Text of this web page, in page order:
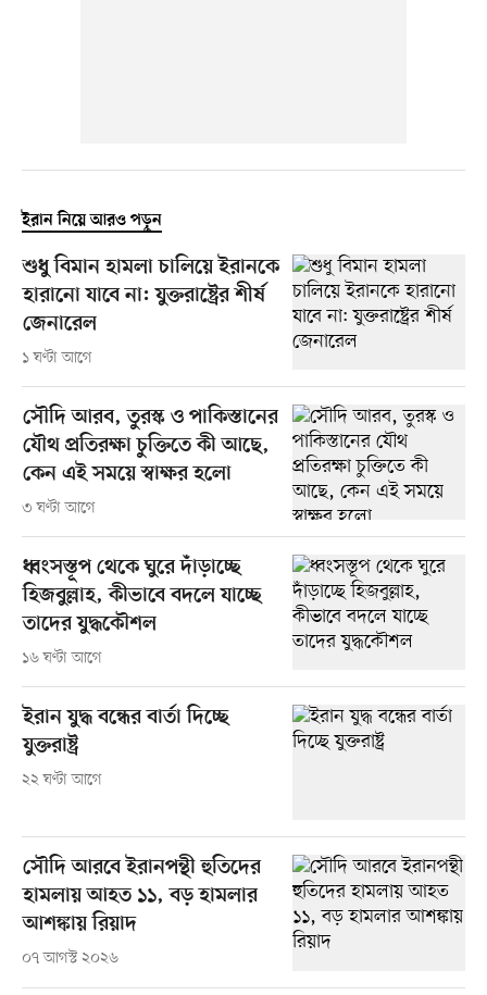
ইরান নিয়ে আরও পড়ুন
শুধু বিমান হামলা চালিয়ে ইরানকে
হারানো যাবে না: যুক্তরাষ্ট্রের শীর্ষ
জেনারেল
১ ঘণ্টা আগে
সৌদি আরব, তুরস্ক ও পাকিস্তানের
যৌথ প্রতিরক্ষা চুক্তিতে কী আছে,
কেন এই সময়ে স্বাক্ষর হলো
৩ ঘণ্টা আগে
ধ্বংসস্তূপ থেকে ঘুরে দাঁড়াচ্ছে
হিজবুল্লাহ, কীভাবে বদলে যাচ্ছে
তাদের যুদ্ধকৌশল
১৬ ঘণ্টা আগে
ইরান যুদ্ধ বন্ধের বার্তা দিচ্ছে
যুক্তরাষ্ট্র
২২ ঘণ্টা আগে
সৌদি আরবে ইরানপন্থী হুতিদের
হামলায় আহত ১১, বড় হামলার
আশঙ্কায় রিয়াদ
০৭ আগস্ট ২০২৬